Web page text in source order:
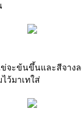
ข่จะข้นขึ้นและสีจาง
ว้มาเทใส่